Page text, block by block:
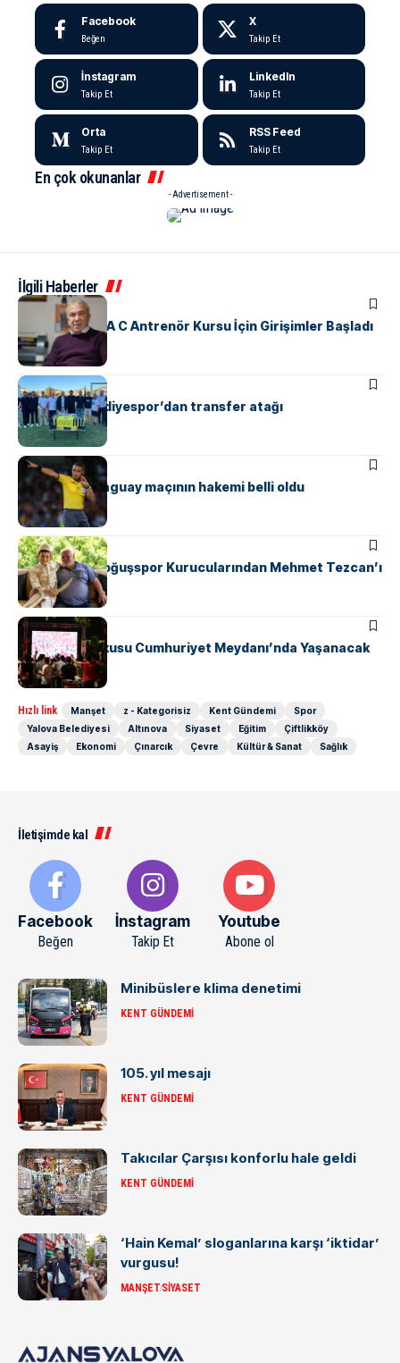
Facebook
Beğen
X
Takip Et
İnstagram
Takip Et
LinkedIn
Takip Et
Orta
Takip Et
RSS Feed
Takip Et
En çok okunanlar
- Advertisement -
İlgili Haberler
SPOR
Yalova’da UEFA C Antrenör Kursu İçin Girişimler Başladı
ÇINARCIKSPOR
Çınarcık Belediyespor’dan transfer atağı
SPOR
Türkiye – Paraguay maçının hakemi belli oldu
SPOR
Safranyolu Doğuşspor Kurucularından Mehmet Tezcan’ı
Unutmadı
GÜNDEMSPOR
Milli Maç Coşkusu Cumhuriyet Meydanı’nda Yaşanacak
Hızlı link Manşet z - Kategorisiz Kent Gündemi
Spor
Yalova Belediyesi
Altınova Siyaset Eğitim
Çiftlikköy
Asayiş
Ekonomi Çınarcık Çevre Kültür & Sanat Sağlık
İletişimde kal
Facebook
Beğen
İnstagram
Takip Et
Youtube
Abone ol
Minibüslere klima denetimi
KENT GÜNDEMI
105. yıl mesajı
KENT GÜNDEMI
Takıcılar Çarşısı konforlu hale geldi
KENT GÜNDEMI
‘Hain Kemal’ sloganlarına karşı ‘iktidar’
vurgusu!
MANŞETSIYASET